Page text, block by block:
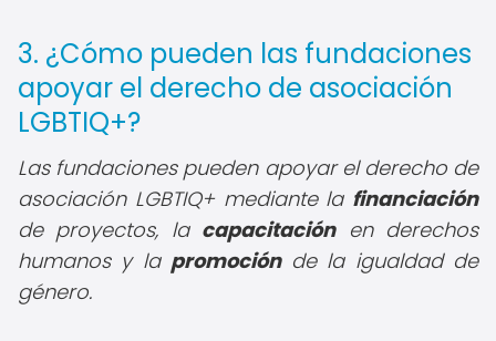
3. ¿Cómo pueden las fundaciones
apoyar el derecho de asociación
LGBTIQ+?
Las fundaciones pueden apoyar el derecho de
asociación LGBTIQ+ mediante la financiación
de proyectos, la capacitaciónen derechos
humanos y la promociónde la igualdad de
género.